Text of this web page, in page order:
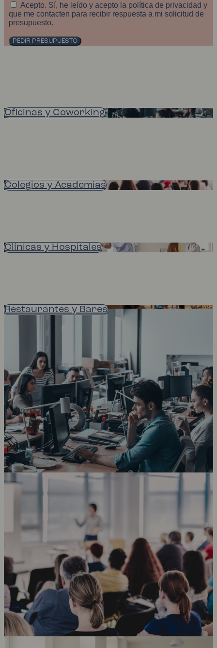
Acepto. Sí, he leído y acepto la política de privacidad y
que me contacten para recibir respuesta a mi solicitud de
presupuesto.
PEDIR PRESUPUESTO
Oficinas y Coworking
Colegios y Academias
Clínicas y Hospitales
Restaurantes y Bares